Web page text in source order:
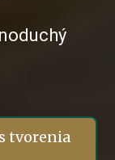
tvorenia